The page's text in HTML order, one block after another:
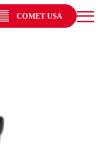
COMET USA